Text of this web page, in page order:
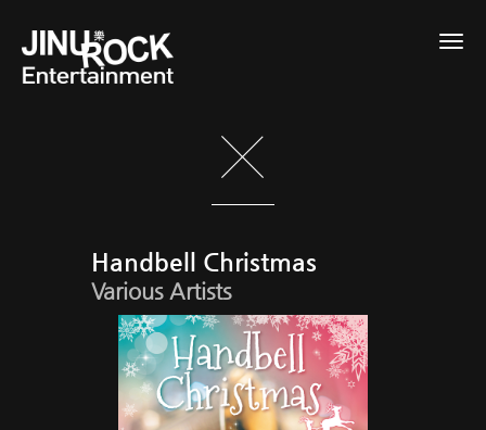
Handbell Christmas
Various Artists